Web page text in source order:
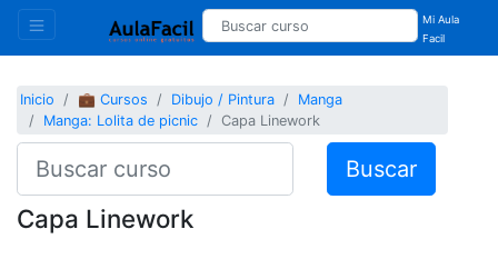
Mi Aula
Facil
Inicio 💼 Cursos Dibujo / Pintura
Manga
Manga: Lolita de picnic
Capa Linework
Buscar
Capa Linework